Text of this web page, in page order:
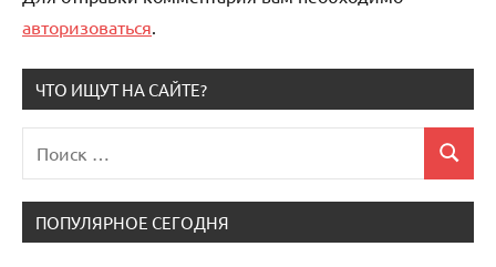
авторизоваться
ЧТО ИЩУТ НА САЙТЕ?
для:
Поиск
ПОПУЛЯРНОЕ СЕГОДНЯ